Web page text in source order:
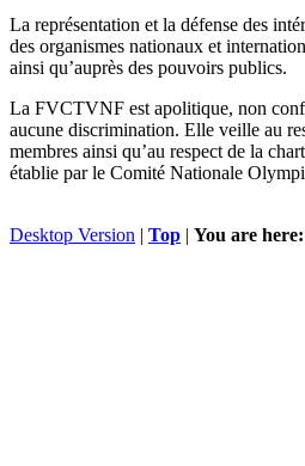
La représentation et la défense des
des organismes nationaux et
ainsi qu’auprès des pouvoirs publics.
La FVCTVNF est apolitique, non
aucune discrimination. Elle veille au
membres ainsi qu’au respect de la
établie par le Comité Nationale
Desktop Version | Top | You are here: